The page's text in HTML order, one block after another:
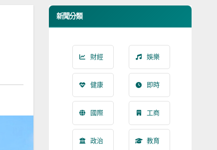
新聞分類
財經 娛樂
健康 即時
國際 工商
政治 教育